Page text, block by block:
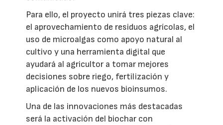
Para ello, el proyecto unirá tres piezas clave:
el aprovechamiento de residuos agrícolas, el
uso de microalgas como apoyo natural al
cultivo y una herramienta digital que
ayudará al agricultor a tomar mejores
decisiones sobre riego, fertilización y
aplicación de los nuevos bioinsumos.
Una de las innovaciones más destacadas
será la activación del biochar con